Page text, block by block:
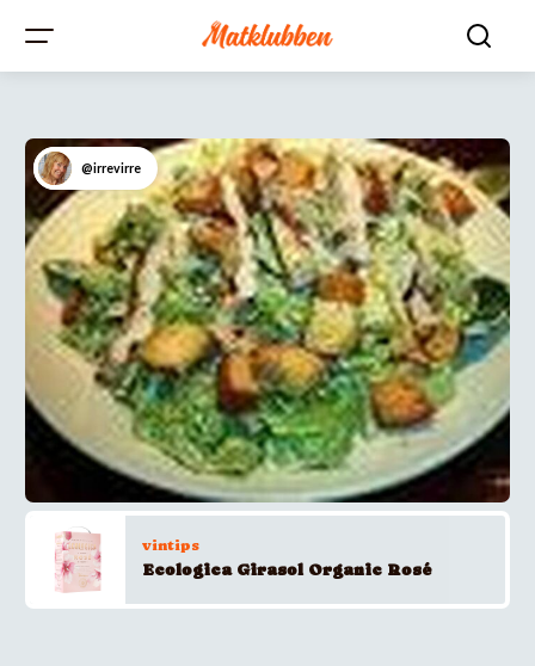
@irrevirre
vintips
Ecologica Girasol Organic Rosé